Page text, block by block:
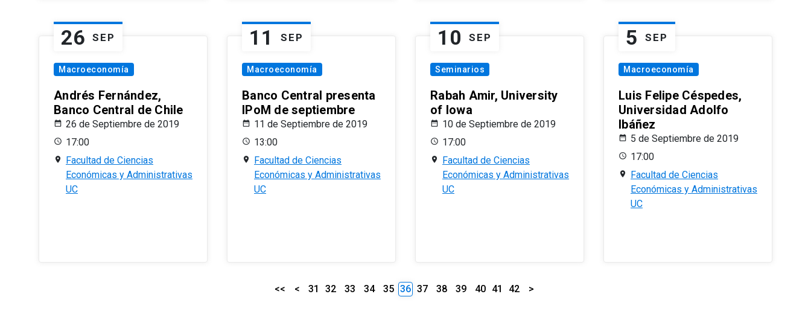
26 SEP
Macroeconomía
Andrés Fernández,
Banco Central de Chile
26 de Septiembre de 2019
17:00
Facultad de Ciencias
Económicas y Administrativas
UC
11 SEP
Macroeconomía
Banco Central presenta
IPoM de septiembre
11 de Septiembre de 2019
13:00
Facultad de Ciencias
Económicas y Administrativas
UC
10 SEP
Seminarios
Rabah Amir, University
of Iowa
10 de Septiembre de 2019
17:00
Facultad de Ciencias
Económicas y Administrativas
UC
5 SEP
Macroeconomía
Luis Felipe Céspedes,
Universidad Adolfo
Ibáñez
5 de Septiembre de 2019
17:00
Facultad de Ciencias
Económicas y Administrativas
UC
<< < 31 32 33 34 35 36 37 38 39 40 41 42 >